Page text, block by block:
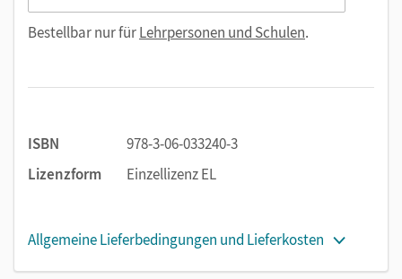
Bestellbar nur fürLehrpersonen und Schulen.
ISBN
978-3-06-033240-3
Lizenzform
Einzellizenz EL
Allgemeine Lieferbedingungen und Lieferkosten